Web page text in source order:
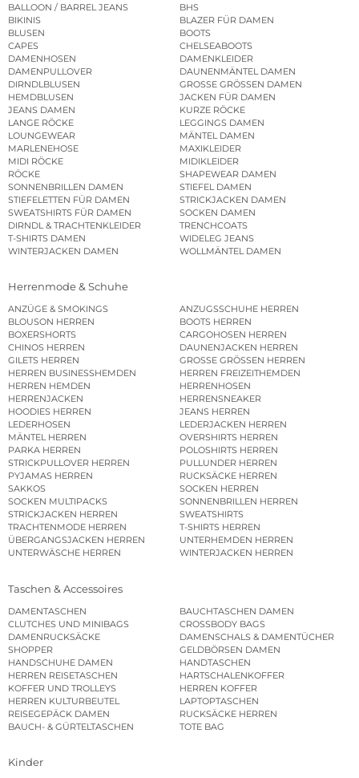
BALLOON / BARREL JEANS
BHS
BIKINIS
BLAZER FÜR DAMEN
BLUSEN
BOOTS
CAPES
CHELSEABOOTS
DAMENHOSEN
DAMENKLEIDER
DAMENPULLOVER
DAUNENMÄNTEL DAMEN
DIRNDLBLUSEN
GROSSE GRÖSSEN DAMEN
HEMDBLUSEN
JACKEN FÜR DAMEN
JEANS DAMEN
KURZE RÖCKE
LANGE RÖCKE
LEGGINGS DAMEN
LOUNGEWEAR
MÄNTEL DAMEN
MARLENEHOSE
MAXIKLEIDER
MIDI RÖCKE
MIDIKLEIDER
RÖCKE
SHAPEWEAR DAMEN
SONNENBRILLEN DAMEN
STIEFEL DAMEN
STIEFELETTEN FÜR DAMEN
STRICKJACKEN DAMEN
SWEATSHIRTS FÜR DAMEN
SOCKEN DAMEN
DIRNDL & TRACHTENKLEIDER
TRENCHCOATS
T-SHIRTS DAMEN
WIDELEG JEANS
WINTERJACKEN DAMEN
WOLLMÄNTEL DAMEN
Herrenmode & Schuhe
ANZÜGE & SMOKINGS
ANZUGSSCHUHE HERREN
BLOUSON HERREN
BOOTS HERREN
BOXERSHORTS
CARGOHOSEN HERREN
CHINOS HERREN
DAUNENJACKEN HERREN
GILETS HERREN
GROSSE GRÖSSEN HERREN
HERREN BUSINESSHEMDEN
HERREN FREIZEITHEMDEN
HERREN HEMDEN
HERRENHOSEN
HERRENJACKEN
HERRENSNEAKER
HOODIES HERREN
JEANS HERREN
LEDERHOSEN
LEDERJACKEN HERREN
MÄNTEL HERREN
OVERSHIRTS HERREN
PARKA HERREN
POLOSHIRTS HERREN
STRICKPULLOVER HERREN
PULLUNDER HERREN
PYJAMAS HERREN
RUCKSÄCKE HERREN
SAKKOS
SOCKEN HERREN
SOCKEN MULTIPACKS
SONNENBRILLEN HERREN
STRICKJACKEN HERREN
SWEATSHIRTS
TRACHTENMODE HERREN
T-SHIRTS HERREN
ÜBERGANGSJACKEN HERREN
UNTERHEMDEN HERREN
UNTERWÄSCHE HERREN
WINTERJACKEN HERREN
Taschen & Accessoires
DAMENTASCHEN
BAUCHTASCHEN DAMEN
CLUTCHES UND MINIBAGS
CROSSBODY BAGS
DAMENRUCKSÄCKE
DAMENSCHALS & DAMENTÜCHER
SHOPPER
GELDBÖRSEN DAMEN
HANDSCHUHE DAMEN
HANDTASCHEN
HERREN REISETASCHEN
HARTSCHALENKOFFER
KOFFER UND TROLLEYS
HERREN KOFFER
HERREN KULTURBEUTEL
LAPTOPTASCHEN
REISEGEPÄCK DAMEN
RUCKSÄCKE HERREN
BAUCH- & GÜRTELTASCHEN
TOTE BAG
Kinder